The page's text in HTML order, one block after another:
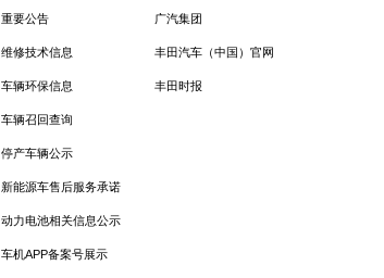
重要公告
维修技术信息
车辆环保信息
车辆召回查询
停产车辆公示
新能源车售后服务承诺
动力电池相关信息公示
车机APP备案号展示
广汽集团
丰田汽车（中国）官网
丰田时报